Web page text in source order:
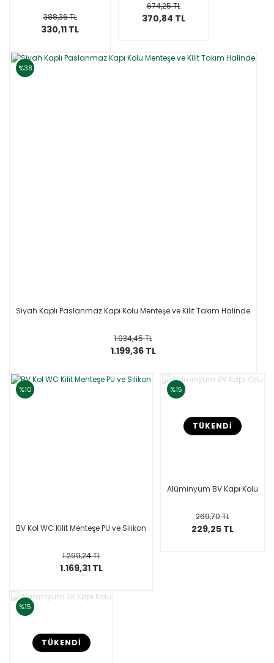
388,36 TL
330,11 TL
674,25 TL
370,84 TL
%38
Siyah Kaplı Paslanmaz Kapı Kolu Menteşe ve Kilit Takım Halinde
1.934,45 TL
1.199,36 TL
%10
BV Kol WC Kilit Menteşe PU ve Silikon
1.299,24 TL
1.169,31 TL
%15
TÜKENDİ
Alüminyum BV Kapı Kolu
269,70 TL
229,25 TL
%15
TÜKENDİ